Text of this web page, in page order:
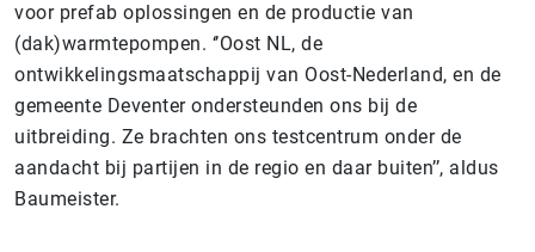
voor prefab oplossingen en de productie van
(dak)warmtepompen. ‘’Oost NL, de
ontwikkelingsmaatschappij van Oost-Nederland, en de
gemeente Deventer ondersteunden ons bij de
uitbreiding. Ze brachten ons testcentrum onder de
aandacht bij partijen in de regio en daar buiten’’, aldus
Baumeister.